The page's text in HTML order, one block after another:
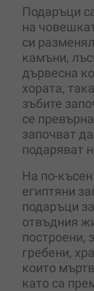
Подаръци
на
си
камъни,
дървесна
хората,
зъбите
се
започват
подаряват
На по-
египтяни
подаръци
отвъдния
построени,
гребени,
които
като са